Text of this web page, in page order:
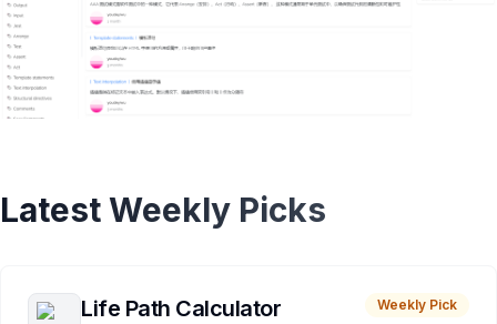
Latest Weekly Picks
Life Path Calculator Weekly Pick